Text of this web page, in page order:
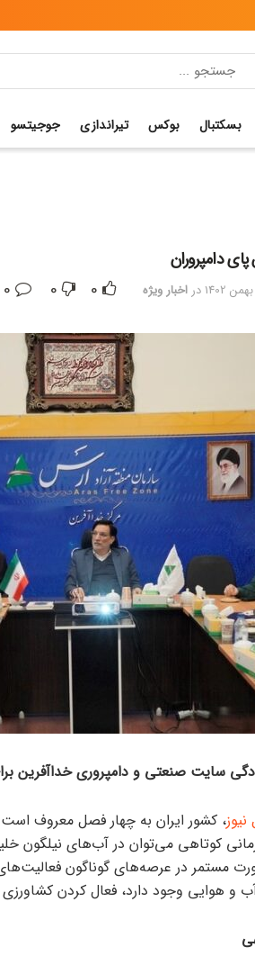
بسکتبال بوکس تیراندازی جوجیتسو
دامپروران
در اخبار ویژه 0
0
سایت صنعتی و دامپروری خداآفرین
نیوز، کشور ایران به چهار فصل معروف
زمانی کوتاهی می‌توان در آب‌های نیلگون
مستمر در عرصه‌های گوناگون فعالیت‌های
هوایی وجود دارد، فعال کردن